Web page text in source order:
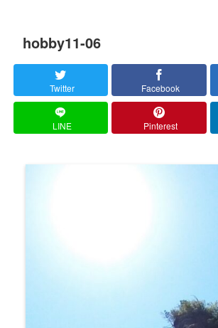
hobby11-06
Twitter Facebook
LINE Pinterest